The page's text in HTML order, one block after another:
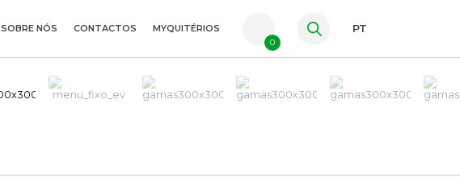
ES
SOBRE NÓS CONTACTOS MYQUITÉRIOS
0
PT